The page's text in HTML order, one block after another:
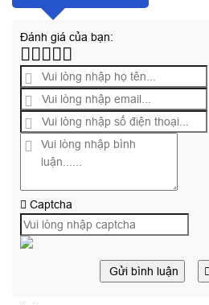
Đánh giá của bạn:
Captcha
Gửi bình luận